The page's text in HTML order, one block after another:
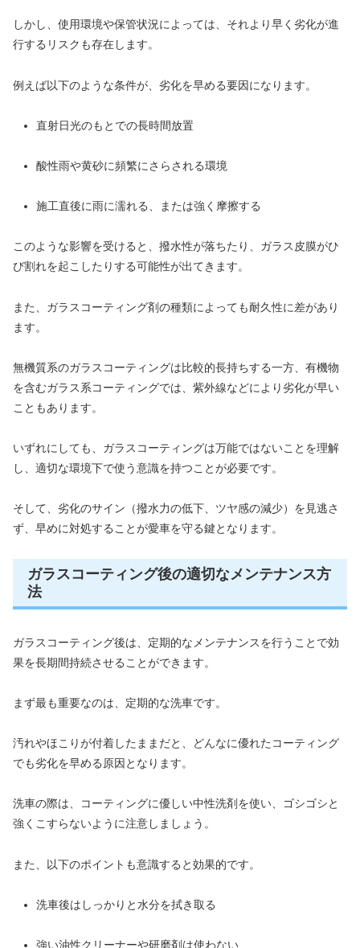
しかし、使用環境や保管状況によっては、それより早く劣化が進
行するリスクも存在します。
例えば以下のような条件が、劣化を早める要因になります。
直射日光のもとでの長時間放置
酸性雨や黄砂に頻繁にさらされる環境
施工直後に雨に濡れる、または強く摩擦する
このような影響を受けると、撥水性が落ちたり、ガラス皮膜がひ
び割れを起こしたりする可能性が出てきます。
また、ガラスコーティング剤の種類によっても耐久性に差があり
ます。
無機質系のガラスコーティングは比較的長持ちする一方、有機物
を含むガラス系コーティングでは、紫外線などにより劣化が早い
こともあります。
いずれにしても、ガラスコーティングは万能ではないことを理解
し、適切な環境下で使う意識を持つことが必要です。
そして、劣化のサイン（撥水力の低下、ツヤ感の減少）を見逃さ
ず、早めに対処することが愛車を守る鍵となります。
ガラスコーティング後の適切なメンテナンス方
法
ガラスコーティング後は、定期的なメンテナンスを行うことで効
果を長期間持続させることができます。
まず最も重要なのは、定期的な洗車です。
汚れやほこりが付着したままだと、どんなに優れたコーティング
でも劣化を早める原因となります。
洗車の際は、コーティングに優しい中性洗剤を使い、ゴシゴシと
強くこすらないように注意しましょう。
また、以下のポイントも意識すると効果的です。
洗車後はしっかりと水分を拭き取る
強い油性クリーナーや研磨剤は使わない